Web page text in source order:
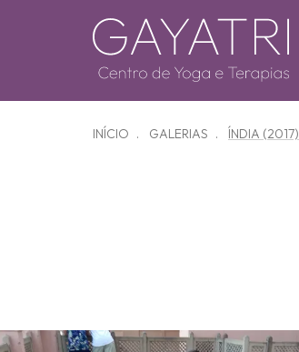
INÍCIO GALERIAS ÍNDIA (2017)
Zoom